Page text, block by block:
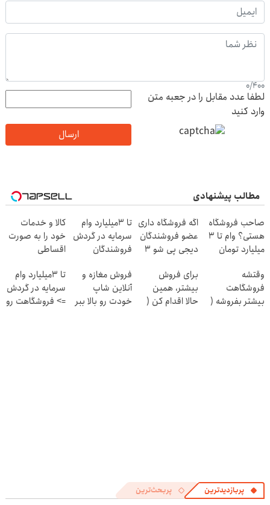
0/400
لطفا عدد مقابل را در جعبه متن
وارد کنید
ارسال
مطالب پیشنهادی
صاحب فروشگاه
هستی؟ وام تا ۳
میلیارد تومان
اگه فروشگاه داری
عضو فروشندگان
دیجی پی شو 3
تا 3میلیارد وام
سرمایه در گردش
فروشندگان
کالا و خدمات
خود را به صورت
اقساطی
وقتشه
فروشگاهت
بیشتر بفروشه (
برای فروش
بیشتر، همین
حالا اقدام کن (
فروش مغازه و
آنلاین شاپ
خودت رو بالا ببر
تا 3میلیارد وام
سرمایه در گردش
=> فروشگاهت رو
پربازدیدترین پربحث‌ترین